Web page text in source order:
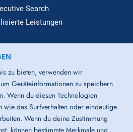
Search
Leistungen
Dialog
Standorte
Über Uns
Bereich
Downloads
zu bieten, verwenden wir
Geräteinformationen zu speichern
Wenn du diesen Technologien
wie das Surfverhalten oder eindeutige
Wenn du deine Zustimmung
können bestimmte Merkmale und